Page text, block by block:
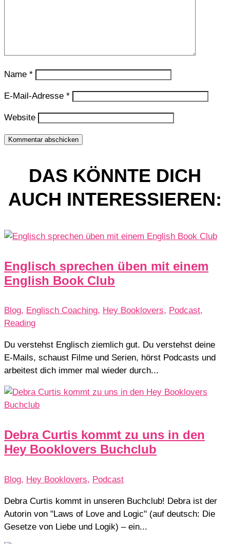
Name *
E-Mail-Adresse *
Website
Kommentar abschicken
DAS KÖNNTE DICH
AUCH INTERESSIEREN:
Englisch sprechen üben mit einem
English Book Club
Blog, Englisch Coaching, Hey Booklovers, Podcast,
Reading
Du verstehst Englisch ziemlich gut. Du verstehst deine
E-Mails, schaust Filme und Serien, hörst Podcasts und
arbeitest dich immer mal wieder durch...
Debra Curtis kommt zu uns in den
Hey Booklovers Buchclub
Blog, Hey Booklovers, Podcast
Debra Curtis kommt in unseren Buchclub! Debra ist der
Autorin von "Laws of Love and Logic" (auf deutsch: Die
Gesetze von Liebe und Logik) – ein...